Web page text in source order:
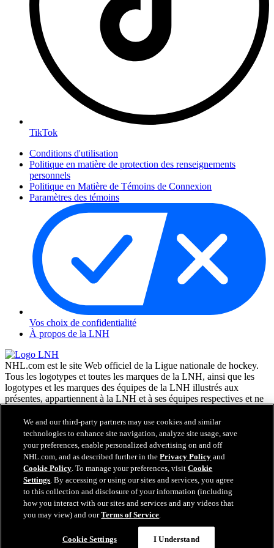
TikTok
Conditions d'utilisation
Politique en matière de protection des renseignements
personnels
Politique en Matière de Témoins de Connexion
Paramètres des témoins
Vos choix de confidentialité
À propos de la LNH
NHL.com est le site Web officiel de la Ligue nationale de hockey.
Tous les logotypes et toutes les marques de la LNH, ainsi que les
logotypes et les marques des équipes de la LNH illustrés aux
présentes, appartiennent à la LNH et à ses équipes respectives et ne
Enterprises, L.P. © LNH 2026. Tous droits réservés. Tous les
chandails d'équipe de la LNH personnalisés avec les noms des
joueurs de la LNH et leurs numéros sont officiellement sous license
de la LNH et de l'AJLNH. Le mot servant de marque Zamboni et la
configuration de la surfaceuse Zamboni sont des marques de
commerce déposées de Frank J. Zamboni & Co., Inc. © Frank J.
Zamboni & Co., Inc. 2026. Tous droits réservés. Toute autre marque
déposée ou tout droit d'auteur d'une tierce partie sont la propriété de
leurs auteurs respectifs. Tous droits réservés.
We and our third-party partners may use cookies and similar
technologies to enhance site navigation, analyze site usage, save
your preferences, enable personalized advertising on and off
NHL.com, and as described further in thePrivacy Policy and
Cookie Policy. To manage your preferences, visitCookie
Settings. By accessing or using our sites and services, you agree
to this collection and disclosure of your information (including
how you interact with our sites and services and any videos that
you may view) and ourTerms of Service.
Cookie Settings I Understand